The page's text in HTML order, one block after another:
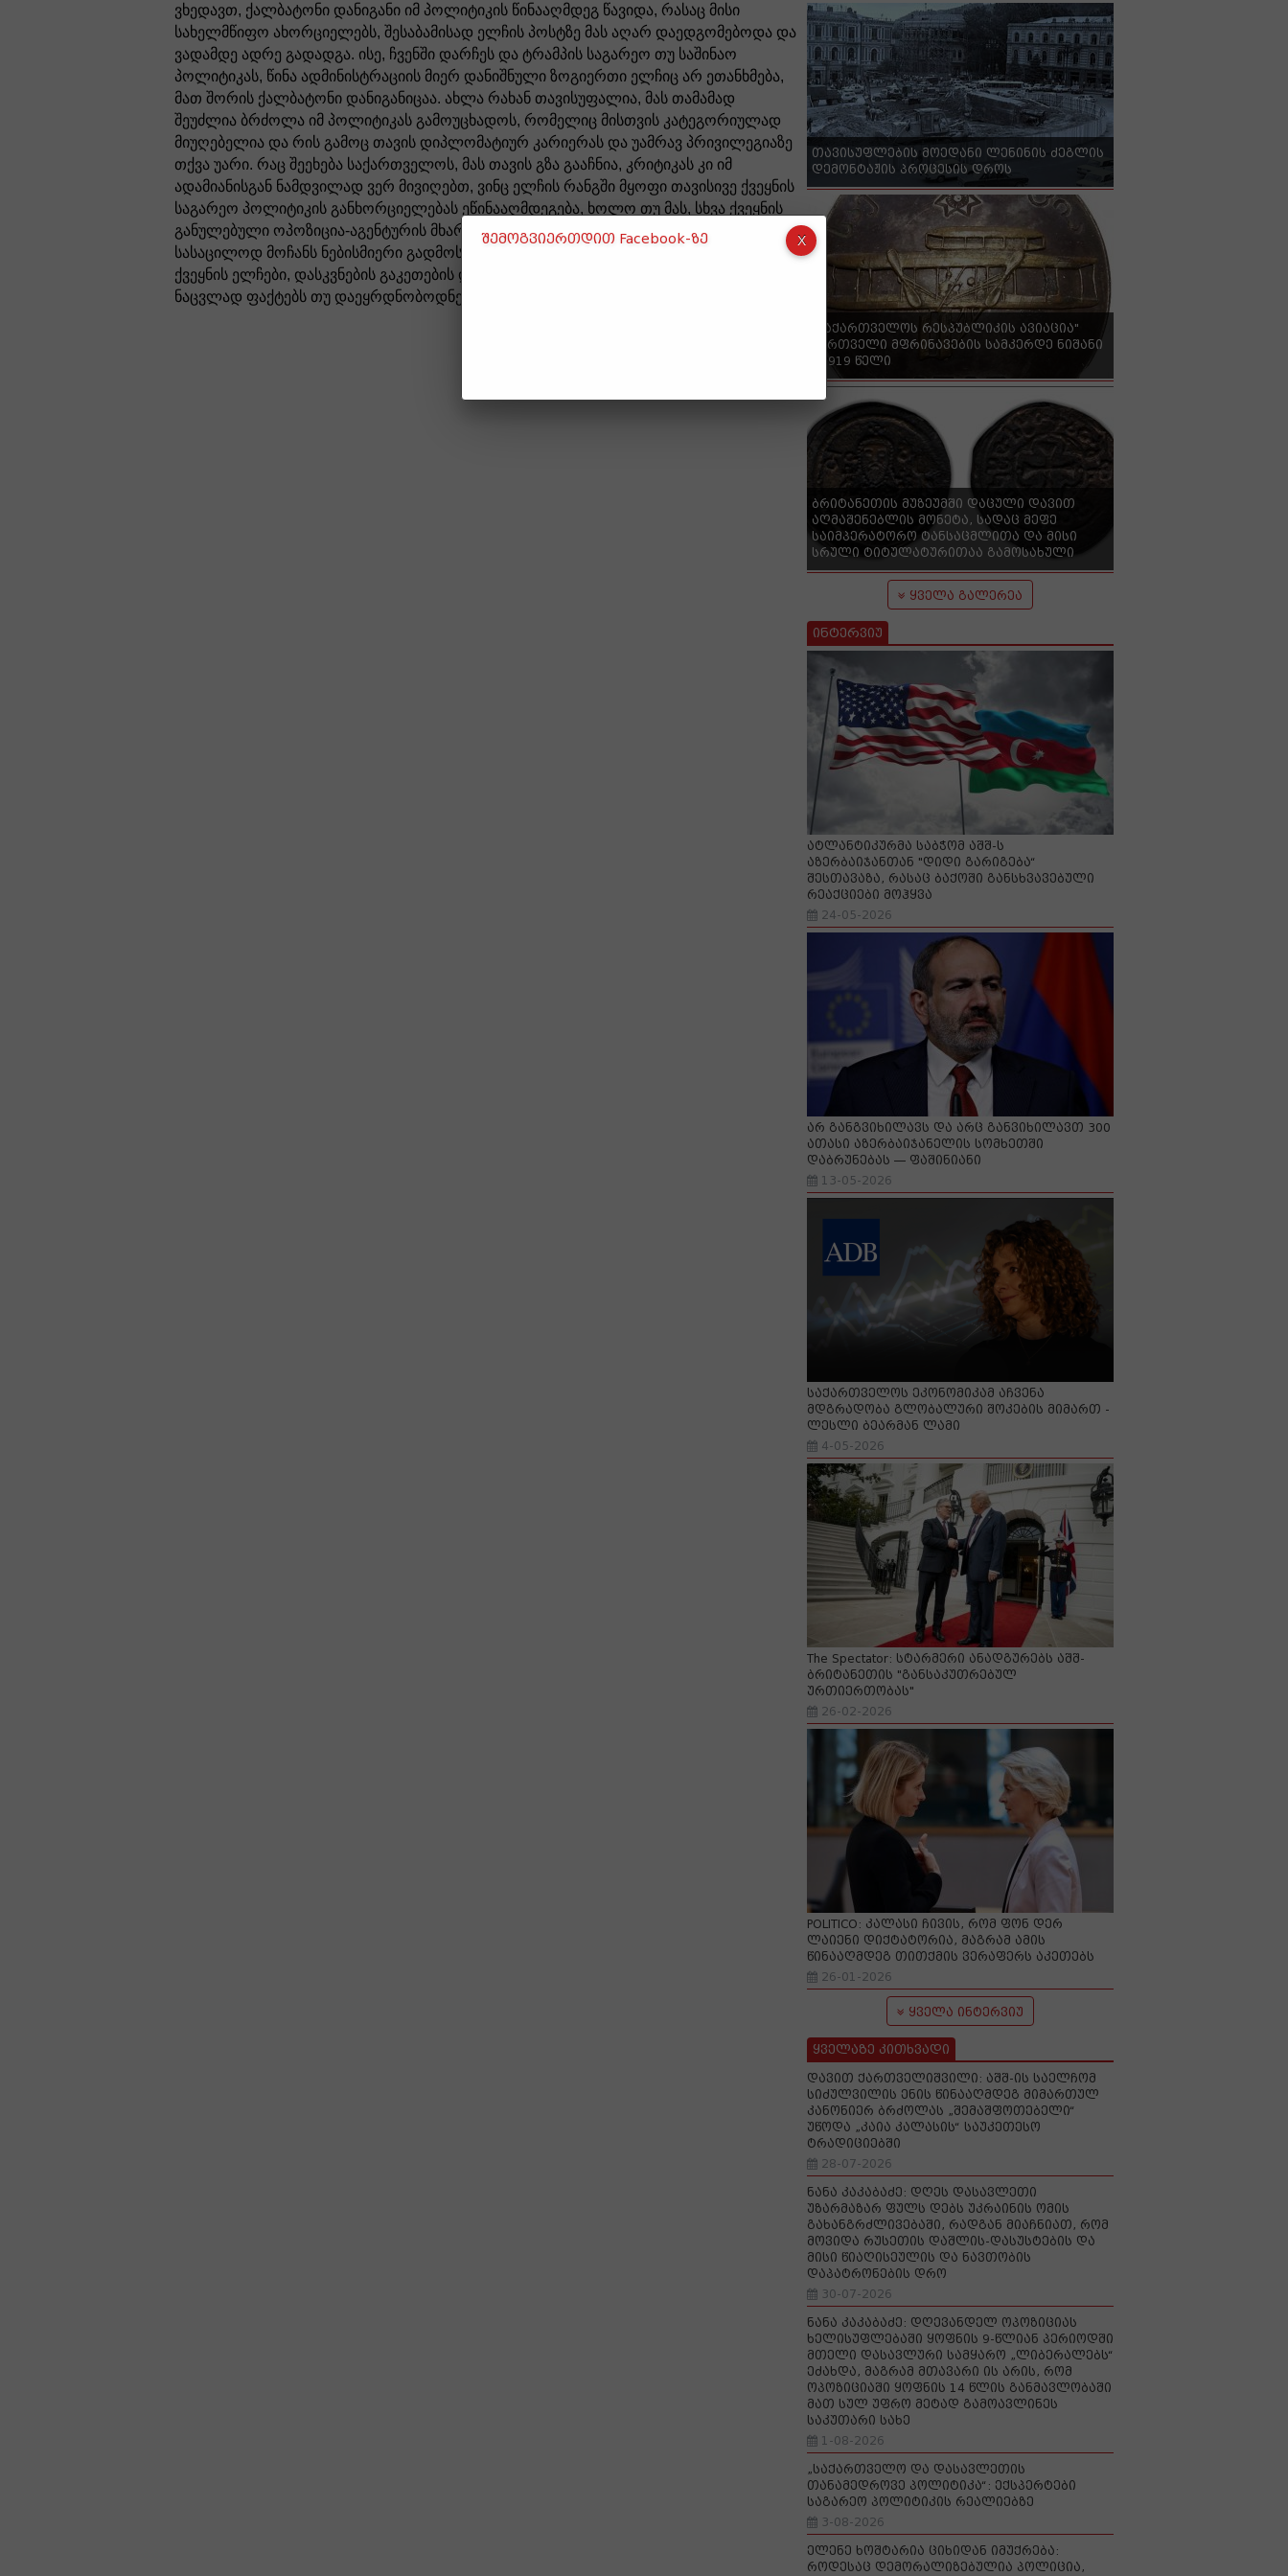
ვხედავთ, ქალბატონი დანიგანი იმ პოლიტიკის წინააღმდეგ წავიდა, რასაც მისი
სახელმწიფო ახორციელებს, შესაბამისად ელჩის პოსტზე მას აღარ დაედგომებოდა და
ვადამდე ადრე გადადგა. ისე, ჩვენში დარჩეს და ტრამპის საგარეო თუ საშინაო
პოლიტიკას, წინა ადმინისტრაციის მიერ დანიშნული ზოგიერთი ელჩიც არ ეთანხმება,
მათ შორის ქალბატონი დანიგანიცაა. ახლა რახან თავისუფალია, მას თამამად
შეუძლია ბრძოლა იმ პოლიტიკას გამოუცხადოს, რომელიც მისთვის კატეგორიულად
მიუღებელია და რის გამოც თავის დიპლომატიურ კარიერას და უამრავ პრივილეგიაზე
თქვა უარი. რაც შეეხება საქართველოს, მას თავის გზა გააჩნია, კრიტიკას კი იმ
ადამიანისგან ნამდვილად ვერ მივიღებთ, ვინც ელჩის რანგში მყოფი თავისივე ქვეყნის
საგარეო პოლიტიკის განხორციელებას ეწინააღმდეგება, ხოლო თუ მას, სხვა ქვეყნის
განულებული ოპოზიცია-აგენტურის მხარდაჭერის გზა აქვს არჩეული, ეს კიდევ უფრო
სასაცილოდ მოჩანს ნებისმიერი გადმოსახედიდან. ზოგადად, ცუდი არ იქნებოდა უცხო
ქვეყნის ელჩები, დასკვნების გაკეთების დროს, ვარაუდებისა და პირადი სურვილების
ნაცვლად ფაქტებს თუ დაეყრდნობოდნენ”, - წერს ლევან ნიკოლეიშვილი.
თავისუფლების მოედანი ლენინის ძეგლის
დემონტაჟის პროცესის დროს
"საქართველოს რესპუბლიკის ავიაცია"
ქართველი მფრინავების სამკერდე ნიშანი
- 1919 წელი
ბრიტანეთის მუზეუმში დაცული დავით
აღმაშენებლის მონეტა, სადაც მეფე
საიმპერატორო ტანსაცმლითა და მისი
სრული ტიტულატურითაა გამოსახული
ყველა გალერეა
ინტერვიუ
ატლანტიკურმა საბჭომ აშშ-ს
აზერბაიჯანთან "დიდი გარიგება“
შესთავაზა, რასაც ბაქოში განსხვავებული
რეაქციები მოჰყვა
24-05-2026
არ განგვიხილავს და არც განვიხილავთ 300
ათასი აზერბაიჯანელის სომხეთში
დაბრუნებას — ფაშინიანი
13-05-2026
საქართველოს ეკონომიკამ აჩვენა
მდგრადობა გლობალური შოკების მიმართ -
ლესლი ბეარმან ლამი
4-05-2026
The Spectator: სტარმერი ანადგურებს აშშ-
ბრიტანეთის "განსაკუთრებულ
ურთიერთობას"
26-02-2026
POLITICO: კალასი ჩივის, რომ ფონ დერ
ლაიენი დიქტატორია, მაგრამ ამის
წინააღმდეგ თითქმის ვერაფერს აკეთებს
26-01-2026
ყველა ინტერვიუ
ყველაზე კითხვადი
დავით ქართველიშვილი: აშშ-ის საელჩომ
სიძულვილის ენის წინააღმდეგ მიმართულ
კანონიერ ბრძოლას „შემაშფოთებელი“
უწოდა „კაია კალასის“ საუკეთესო
ტრადიციებში
28-07-2026
ნანა კაკაბაძე: დღეს დასავლეთი
უზარმაზარ ფულს დებს უკრაინის ომის
გახანგრძლივებაში, რადგან მიაჩნიათ, რომ
მოვიდა რუსეთის დაშლის-დასუსტების და
მისი წიაღისეულის და ნავთობის
დაპატრონების დრო
30-07-2026
ნანა კაკაბაძე: დღევანდელ ოპოზიციას
ხელისუფლებაში ყოფნის 9-წლიან პერიოდში
მთელი დასავლური სამყარო „ლიბერალებს“
ეძახდა, მაგრამ მთავარი ის არის, რომ
ოპოზიციაში ყოფნის 14 წლის განმავლობაში
მათ სულ უფრო მეტად გამოავლინეს
საკუთარი სახე
1-08-2026
„საქართველო და დასავლეთის
თანამედროვე პოლიტიკა“: ექსპერტები
საგარეო პოლიტიკის რეალიებზე
3-08-2026
ელენე ხოშტარია ციხიდან იმუქრება:
როდესაც დემორალიზებულია პოლიცია,
შემოგვიერთდით Facebook-ზე